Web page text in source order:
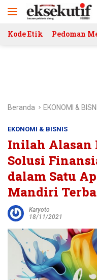
Kode Etik Pedoman
Beranda EKONOMI &
EKONOMI & BISNIS
Inilah Alasan
Solusi
dalam Satu
Mandiri
Karyoto
18/11/2021